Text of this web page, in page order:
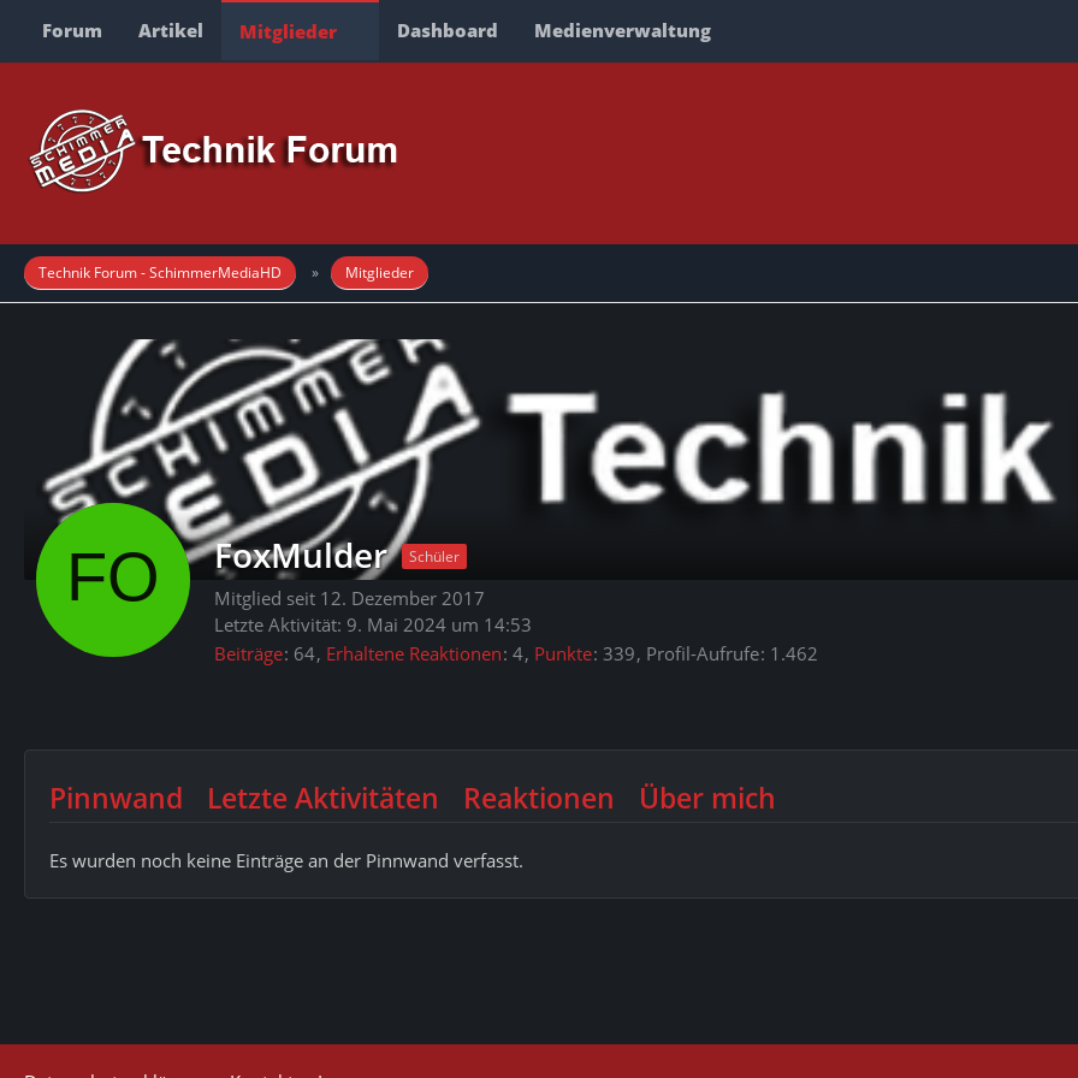
Forum Artikel Mitglieder Dashboard Medienverwaltung
Technik Forum - SchimmerMediaHD Mitglieder
FoxMulder Schüler
Mitglied seit 12. Dezember 2017
Letzte Aktivität: 9. Mai 2024 um 14:53
Beiträge 64 Erhaltene Reaktionen 4 Punkte 339 Profil-Aufrufe 1.462
Pinnwand Letzte Aktivitäten Reaktionen Über mich
Es wurden noch keine Einträge an der Pinnwand verfasst.